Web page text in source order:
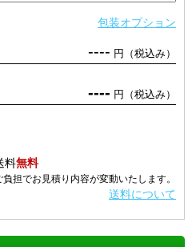
包装オプション
---- 円（税込み）
---- 円（税込み）
料無料
担でお見積り内容が変動いたします。
送料について